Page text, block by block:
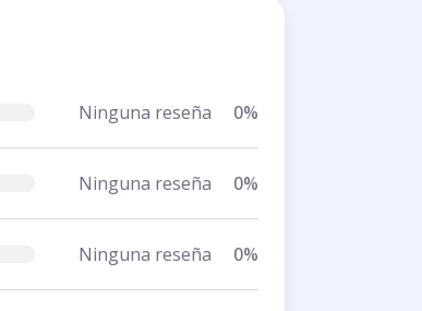
Ninguna reseña 0%
Ninguna reseña 0%
Ninguna reseña 0%